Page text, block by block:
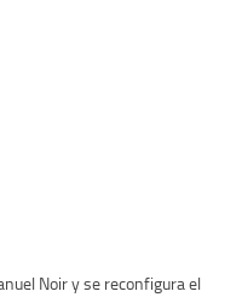
Noir y se reconfigura el